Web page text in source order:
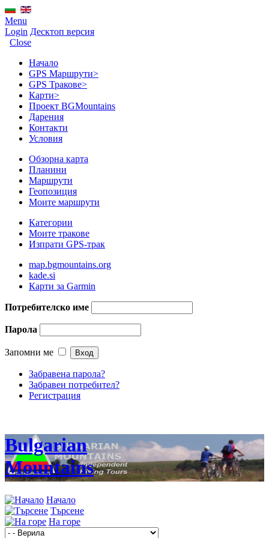
Menu
Login Десктоп версия
Close
Начало
GPS Mаршрути>
GPS Тракове>
Карти>
Проект BGMountains
Дарения
Контакти
Условия
Обзорна карта
Планини
Маршрути
Геопозиция
Моите маршрути
Категории
Моите тракове
Изпрати GPS-трак
map.bgmountains.org
kade.si
Карти за Garmin
Потребителско име
Парола
Запомни ме
Забравена парола?
Забравен потребител?
Регистрация
Bulgarian
Mountains
Начало
Търсене
На горе